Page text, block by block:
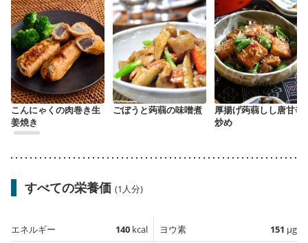
こんにゃくの肉巻き生
姜焼き
ごぼうと蒟蒻の味噌煮
厚揚げ蒟蒻しし唐甘辛
炒め
すべての栄養価 (1人分)
エネルギー 140 kcal
ヨウ素 151 µg